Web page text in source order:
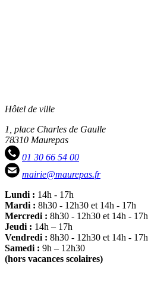
Hôtel de ville
1, place Charles de Gaulle
78310 Maurepas
01 30 66 54 00
mairie@maurepas.fr
Lundi : 14h - 17h
Mardi : 8h30 - 12h30 et 14h - 17h
Mercredi : 8h30 - 12h30 et 14h - 17h
Jeudi : 14h – 17h
Vendredi : 8h30 - 12h30 et 14h - 17h
Samedi : 9h – 12h30
(hors vacances scolaires)